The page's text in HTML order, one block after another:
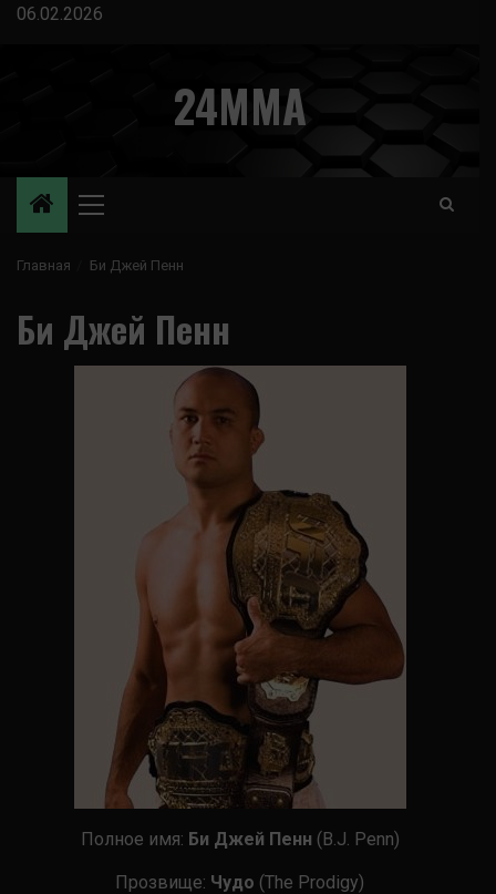
Перейти
06.02.2026
24MMA
Основное
Главная Би Джей Пенн
Би Джей Пенн
Полное имя: Би Джей Пенн (B.J. Penn)
Прозвище: Чудо (The Prodigy)